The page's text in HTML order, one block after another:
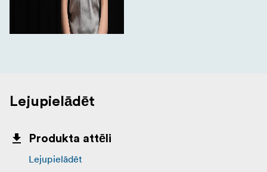
Lejupielādēt
Produkta attēli
Lejupielādēt